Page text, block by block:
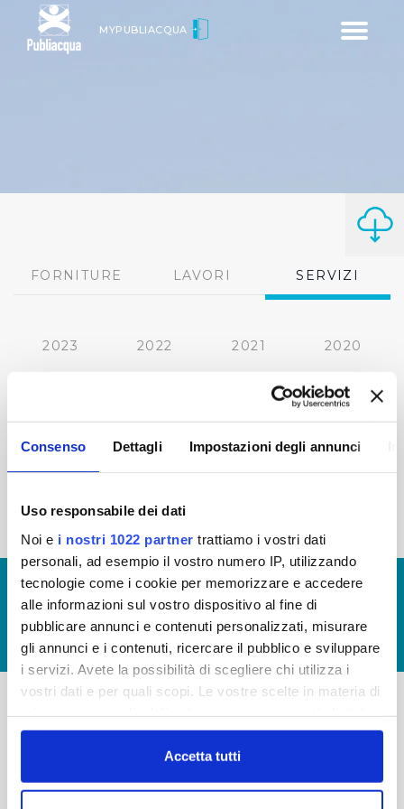
Consenso Dettagli Impostazioni degli annunci
Uso responsabile dei dati
Noi e i nostri 1022 partner trattiamo i vostri dati
personali, ad esempio il vostro numero IP, utilizzando
tecnologie come i cookie per memorizzare e accedere
alle informazioni sul vostro dispositivo al fine di
pubblicare annunci e contenuti personalizzati, misurare
gli annunci e i contenuti, ricercare il pubblico e sviluppare
i servizi. Avete la possibilità di scegliere chi utilizza i
vostri dati e per quali scopi. Le vostre scelte in materia di
in cui avete effettuato le vostre scelte. È possibile
modificare o revocare il proprio consenso in qualsiasi
momento dalla Dichiarazione sui cookie o facendo clic
Accetta tutti
Toggle
MYPUBLIACQUA
FORNITURE LAVORI SERVIZI
2023 2022 2021 2020
2016
2015 2014 2013 2012
2010
© Copyright 2017 - 2026
GLOSSARIO
GIUDICA IL SERVIZIO
LAVORA CON NOI
Via Villamagna 90/c -
-
FAQ
PRIVACY POLICY